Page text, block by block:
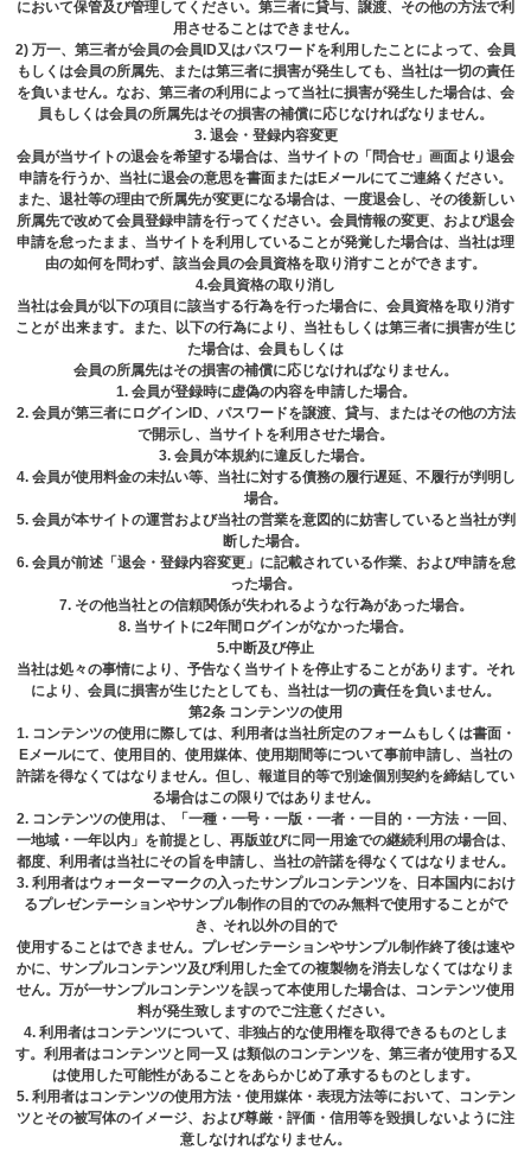
において保管及び管理してください。第三者に貸与、譲渡、その他の⽅法で利
⽤させることはできません。
2) 万⼀、第三者が会員の会員ID⼜はパスワードを利⽤したことによって、会員
もしくは会員の所属先、または第三者に損害が発⽣しても、当社は⼀切の責任
を負いません。なお、第三者の利⽤によって当社に損害が発⽣した場合は、会
員もしくは会員の所属先はその損害の補償に応じなければなりません。
3. 退会・登録内容変更
会員が当サイトの退会を希望する場合は、当サイトの「問合せ」画⾯より退会
申請を⾏うか、当社に退会の意思を書⾯またはEメールにてご連絡ください。
また、退社等の理由で所属先が変更になる場合は、⼀度退会し、その後新しい
所属先で改めて会員登録申請を⾏ってください。会員情報の変更、および退会
申請を怠ったまま、当サイトを利⽤していることが発覚した場合は、当社は理
由の如何を問わず、該当会員の会員資格を取り消すことができます。
4.会員資格の取り消し
当社は会員が以下の項目に該当する行為を行った場合に、会員資格を取り消す
ことが 出来ます。また、以下の行為により、当社もしくは第三者に損害が生じ
た場合は、会員もしくは
会員の所属先はその損害の補償に応じなければなりません。
1. 会員が登録時に虚偽の内容を申請した場合。
2. 会員が第三者にログインID、パスワードを譲渡、貸与、またはその他の方法
で開示し、当サイトを利用させた場合。
3. 会員が本規約に違反した場合。
4. 会員が使⽤料⾦の未払い等、当社に対する債務の履⾏遅延、不履⾏が判明し
場合。
5. 会員が本サイトの運営および当社の営業を意図的に妨害していると当社が判
断した場合。
6. 会員が前述「退会・登録内容変更」に記載されている作業、および申請を怠
った場合。
7. その他当社との信頼関係が失われるような⾏為があった場合。
8. 当サイトに2年間ログインがなかった場合。
5.中断及び停⽌
当社は処々の事情により、予告なく当サイトを停⽌することがあります。それ
により、会員に損害が⽣じたとしても、当社は⼀切の責任を負いません。
第2条 コンテンツの使⽤
1. コンテンツの使⽤に際しては、利⽤者は当社所定のフォームもしくは書⾯・
Eメールにて、使⽤⽬的、使⽤媒体、使⽤期間等について事前申請し、当社の
許諾を得なくてはなりません。但し、報道⽬的等で別途個別契約を締結してい
る場合はこの限りではありません。
2. コンテンツの使⽤は、「⼀種・⼀号・⼀版・⼀者・⼀⽬的・⼀⽅法・⼀回、
⼀地域・⼀年以内」を前提とし、再版並びに同⼀⽤途での継続利⽤の場合は、
都度、利⽤者は当社にその旨を申請し、当社の許諾を得なくてはなりません。
3. 利⽤者はウォーターマークの⼊ったサンプルコンテンツを、⽇本国内におけ
るプレゼンテーションやサンプル制作の⽬的でのみ無料で使⽤することがで
き、それ以外の⽬的で
使⽤することはできません。プレゼンテーションやサンプル制作終了後は速や
かに、サンプルコンテンツ及び利用した全ての複製物を消去しなくてはなりま
せん。万が一サンプルコンテンツを誤って本使用した場合は、コンテンツ使用
料が発生致しますのでご注意ください。
4. 利用者はコンテンツについて、非独占的な使用権を取得できるものとしま
す。利用者はコンテンツと同一又 は類似のコンテンツを、第三者が使用する又
は使用した可能性があることをあらかじめ了承するものとします。
5. 利⽤者はコンテンツの使⽤⽅法・使⽤媒体・表現⽅法等において、コンテン
ツとその被写体のイメージ、および尊厳・評価・信⽤等を毀損しないように注
意しなければなりません。